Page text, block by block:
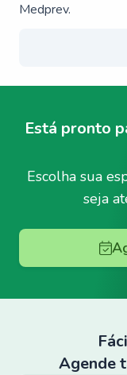
Medprev.
Está pronto
Escolha sua
seja
Agende